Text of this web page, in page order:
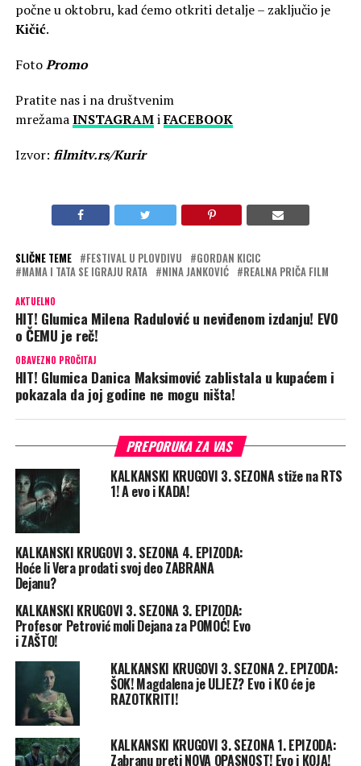
počne u oktobru, kad ćemo otkriti detalje – zaključio je
Kičić.
FotoPromo
Pratite nas i na društvenim
mrežamaINSTAGRAMiFACEBOOK
Izvor: filmitv.rs/Kurir
SLIČNE TEME FESTIVAL U PLOVDIVU
GORDAN KICIC
MAMA I TATA SE IGRAJU RATA
NINA JANKOVIĆ REALNA PRIČA FILM
AKTUELNO
HIT! Glumica Milena Radulović u neviđenom izdanju! EVO
o ČEMU je reč!
OBAVEZNO PROČITAJ
HIT! Glumica Danica Maksimović zablistala u kupaćem i
pokazala da joj godine ne mogu ništa!
PREPORUKA ZA VAS
KALKANSKI KRUGOVI 3. SEZONA stiže na RTS
1! A evo i KADA!
KALKANSKI KRUGOVI 3. SEZONA 4. EPIZODA:
Hoće li Vera prodati svoj deo ZABRANA
Dejanu?
KALKANSKI KRUGOVI 3. SEZONA 3. EPIZODA:
Profesor Petrović moli Dejana za POMOĆ! Evo
i ZAŠTO!
KALKANSKI KRUGOVI 3. SEZONA 2. EPIZODA:
ŠOK! Magdalena je ULJEZ? Evo i KO će je
RAZOTKRITI!
KALKANSKI KRUGOVI 3. SEZONA 1. EPIZODA:
Zabranu preti NOVA OPASNOST! Evo i KOJA!